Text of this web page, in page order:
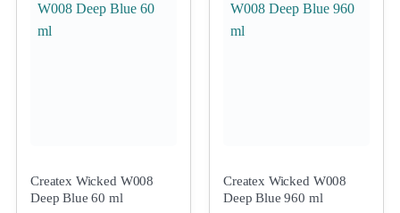
Createx Wicked W008
Deep Blue 60 ml
Createx Wicked W008
Deep Blue 960 ml